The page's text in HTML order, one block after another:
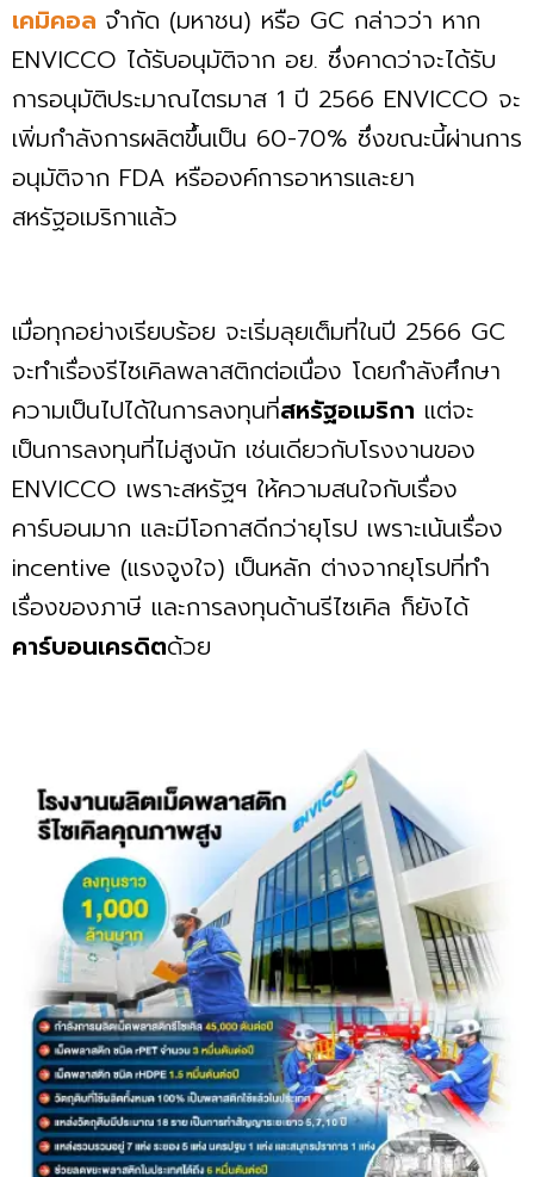
เคมิคอล จำกัด (มหาชน) หรือ GC กล่าวว่า หาก
ENVICCO ได้รับอนุมัติจาก อย. ซึ่งคาดว่าจะได้รับ
การอนุมัติประมาณไตรมาส 1 ปี 2566 ENVICCO จะ
เพิ่มกำลังการผลิตขึ้นเป็น 60-70% ซึ่งขณะนี้ผ่านการ
อนุมัติจาก FDA หรือองค์การอาหารและยา
สหรัฐอเมริกาแล้ว
เมื่อทุกอย่างเรียบร้อย จะเริ่มลุยเต็มที่ในปี 2566 GC
จะทำเรื่องรีไซเคิลพลาสติกต่อเนื่อง โดยกำลังศึกษา
ความเป็นไปได้ในการลงทุนที่สหรัฐอเมริกา แต่จะ
เป็นการลงทุนที่ไม่สูงนัก เช่นเดียวกับโรงงานของ
ENVICCO เพราะสหรัฐฯ ให้ความสนใจกับเรื่อง
คาร์บอนมาก และมีโอกาสดีกว่ายุโรป เพราะเน้นเรื่อง
incentive (แรงจูงใจ) เป็นหลัก ต่างจากยุโรปที่ทำ
เรื่องของภาษี และการลงทุนด้านรีไซเคิล ก็ยังได้
คาร์บอนเครดิตด้วย